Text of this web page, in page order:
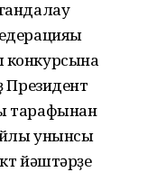
Президент
тарафынан
унынсы
йәштәрҙе